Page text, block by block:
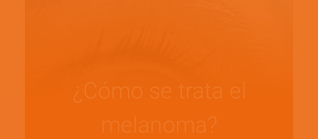
¿Cómo se trata el
melanoma?